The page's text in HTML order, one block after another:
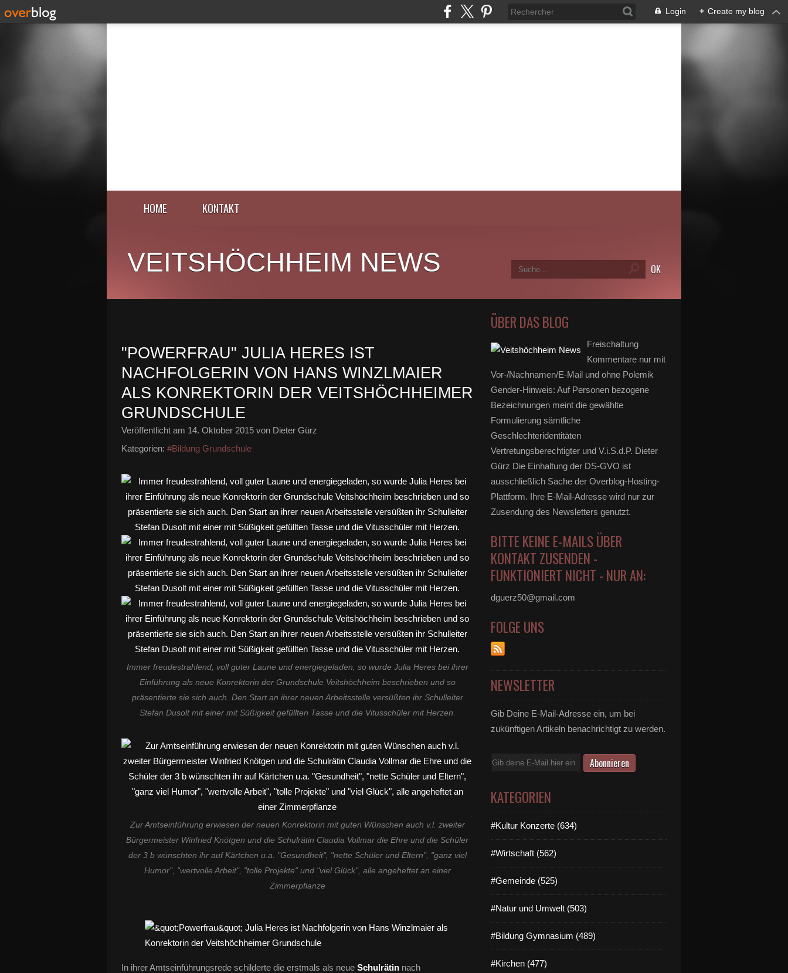
Login + Create my blog
HOME KONTAKT
VEITSHÖCHHEIM NEWS
"POWERFRAU" JULIA HERES IST
NACHFOLGERIN VON HANS WINZLMAIER
ALS KONREKTORIN DER VEITSHÖCHHEIMER
GRUNDSCHULE
Veröffentlicht am 14. Oktober 2015 von Dieter Gürz
Kategorien: #Bildung Grundschule
Immer freudestrahlend, voll guter Laune und energiegeladen, so wurde Julia Heres bei ihrer
Einführung als neue Konrektorin der Grundschule Veitshöchheim beschrieben und so
präsentierte sie sich auch. Den Start an ihrer neuen Arbeitsstelle versüßten ihr Schulleiter
Stefan Dusolt mit einer mit Süßigkeit gefüllten Tasse und die Vitusschüler mit Herzen.
Zur Amtseinführung erwiesen der neuen Konrektorin mit guten Wünschen auch v.l. zweiter
Bürgermeister Winfried Knötgen und die Schulrätin Claudia Vollmar die Ehre und die Schüler
der 3 b wünschten ihr auf Kärtchen u.a. "Gesundheit", "nette Schüler und Eltern", "ganz viel
Humor", "wertvolle Arbeit", "tolle Projekte" und "viel Glück", alle angeheftet an einer
Zimmerpflanze
In ihrer Amtseinführungsrede schilderte die erstmals als neue Schulrätin nach
ÜBER DAS BLOG
Freischaltung
Kommentare nur mit
Vor-/Nachnamen/E-Mail und ohne Polemik
Gender-Hinweis: Auf Personen bezogene
Bezeichnungen meint die gewählte
Formulierung sämtliche
Geschlechteridentitäten
Vertretungsberechtigter und V.i.S.d.P. Dieter
Gürz Die Einhaltung der DS-GVO ist
ausschließlich Sache der Overblog-Hosting-
Plattform. Ihre E-Mail-Adresse wird nur zur
Zusendung des Newsletters genutzt.
BITTE KEINE E-MAILS ÜBER
KONTAKT ZUSENDEN -
FUNKTIONIERT NICHT - NUR AN:
dguerz50@gmail.com
FOLGE UNS
NEWSLETTER
Gib Deine E-Mail-Adresse ein, um bei
zukünftigen Artikeln benachrichtigt zu werden.
E-
KATEGORIEN
#Kultur Konzerte (634)
#Wirtschaft (562)
#Gemeinde (525)
#Natur und Umwelt (503)
#Bildung Gymnasium (489)
#Kirchen (477)